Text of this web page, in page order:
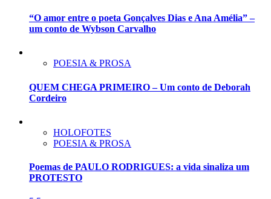
“O amor entre o poeta Gonçalves Dias e Ana Amélia” –
um conto de Wybson Carvalho
POESIA & PROSA
QUEM CHEGA PRIMEIRO – Um conto de Deborah
Cordeiro
HOLOFOTES
POESIA & PROSA
Poemas de PAULO RODRIGUES: a vida sinaliza um
PROTESTO